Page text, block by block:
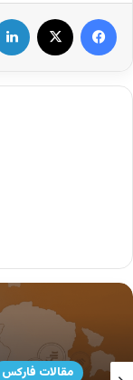
اگر پایه تحلیل
را بخوانی تا
واگرایی
واگرایی
اندیکاتوردر یک
به‌عنوان مثال.
. قیمت سقف
. اندیکاتور
مقالات فارکس